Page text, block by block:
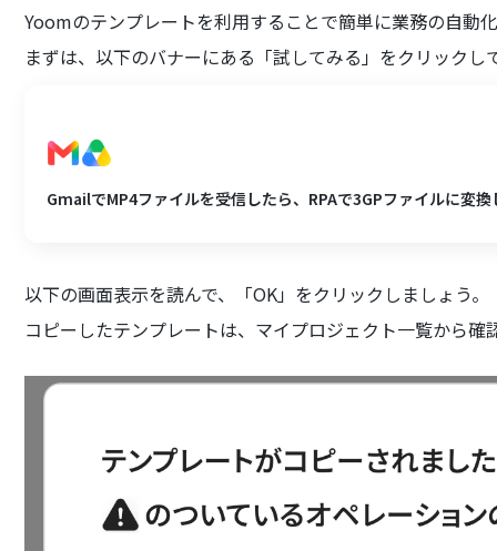
Yoomのテンプレートを利用することで簡単に業務の自動
まずは、以下のバナーにある「試してみる」をクリックし
GmailでMP4ファイルを受信したら、RPAで3GPファイルに変
以下の画面表示を読んで、「OK」をクリックしましょう。
コピーしたテンプレートは、マイプロジェクト一覧から確